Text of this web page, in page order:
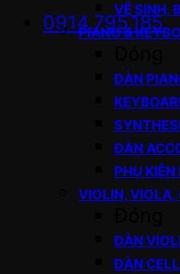
0914.795.185
VỆ SINH,
PIANO &
ĐÀN
ĐÀN
PHỤ
VIOLIN, VIOLA,
ĐÀN
ĐÀN